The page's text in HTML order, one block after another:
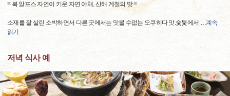
≡ 북 알프스 자연이 키운 자연 야채, 산해 계절의 맛 ≡
소재를 잘 살린 소박하면서 다른 곳에서는 맛볼 수없는 오쿠히다 맛.숯붗에서 …계속
읽기
저녁 식사 예